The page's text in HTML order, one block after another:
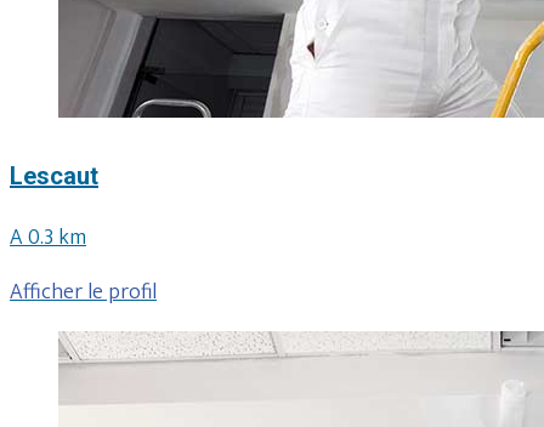
Lescaut
A 0.3 km
Afficher le profil